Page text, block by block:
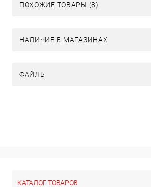
ПОХОЖИЕ ТОВАРЫ (8)
НАЛИЧИЕ В МАГАЗИНАХ
ФАЙЛЫ
КАТАЛОГ ТОВАРОВ